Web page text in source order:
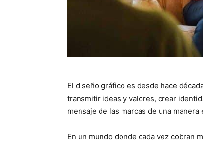
El diseño gráfico es desde hace
transmitir ideas y valores, crear
mensaje de las marcas de una manera
En un mundo donde cada vez cobran